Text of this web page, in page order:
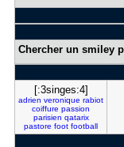
Chercher un smiley
[:3singes:4]
adrien veronique rabiot
coiffure passion
parisien qatarix
pastore foot football